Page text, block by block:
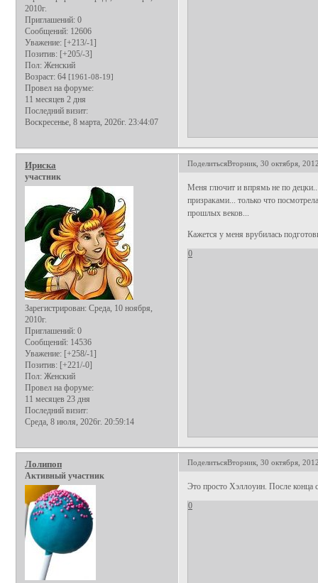
2010г.
Приглашений: 0
Сообщений: 12606
Уважение: [+213/-1]
Позитив: [+205/-3]
Пол: Женский
Возраст: 64 [1961-08-19]
Провел на форуме:
11 месяцев 2 дня
Последний визит:
Воскресенье, 8 марта, 2026г. 23:44:07
ПоделитьсяВторник, 30 октября,
Ириска
участник
Зарегистрирован: Среда, 10 ноября,
2010г.
Приглашений: 0
Сообщений: 14536
Уважение: [+258/-1]
Позитив: [+221/-0]
Пол: Женский
Провел на форуме:
11 месяцев 23 дня
Последний визит:
Среда, 8 июля, 2026г. 20:59:14
Меня глючит и впрямь не по
призраками... только что
прошлых веков...
Кажется у меня врубилась
0
ПоделитьсяВторник, 30 октября,
Лолипоп
Активный участник
Это просто Хэллоуин. После конца
0